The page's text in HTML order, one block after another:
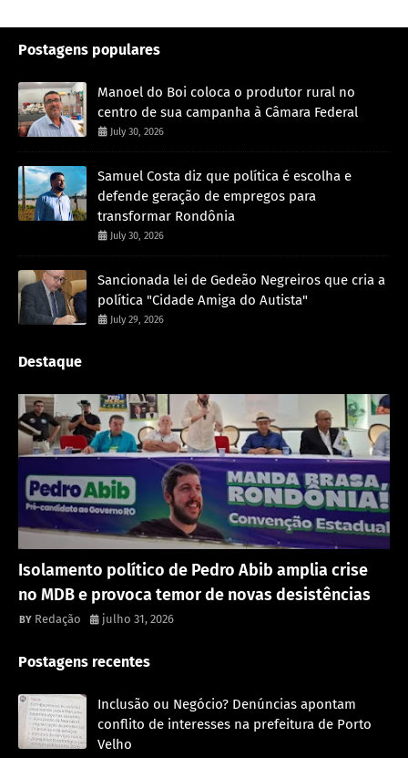
Postagens populares
Manoel do Boi coloca o produtor rural no
centro de sua campanha à Câmara Federal
July 30, 2026
Samuel Costa diz que política é escolha e
defende geração de empregos para
transformar Rondônia
July 30, 2026
Sancionada lei de Gedeão Negreiros que cria a
política "Cidade Amiga do Autista"
July 29, 2026
Destaque
Isolamento político de Pedro Abib amplia crise
no MDB e provoca temor de novas desistências
Redação julho 31, 2026
Postagens recentes
Inclusão ou Negócio? Denúncias apontam
conflito de interesses na prefeitura de Porto
Velho